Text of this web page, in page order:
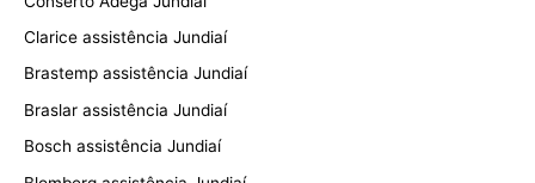
Clarice assistência Jundiaí
Brastemp assistência Jundiaí
Braslar assistência Jundiaí
Bosch assistência Jundiaí